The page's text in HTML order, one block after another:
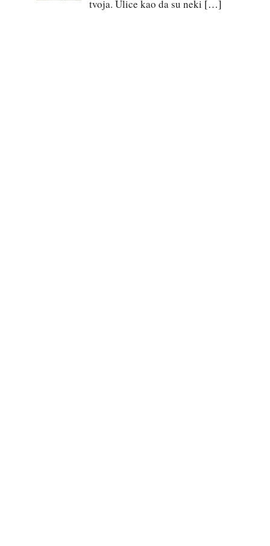
tvoja. Ulice kao da su neki […]